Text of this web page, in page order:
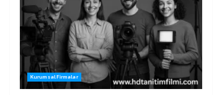
Kurumsal Firmalar